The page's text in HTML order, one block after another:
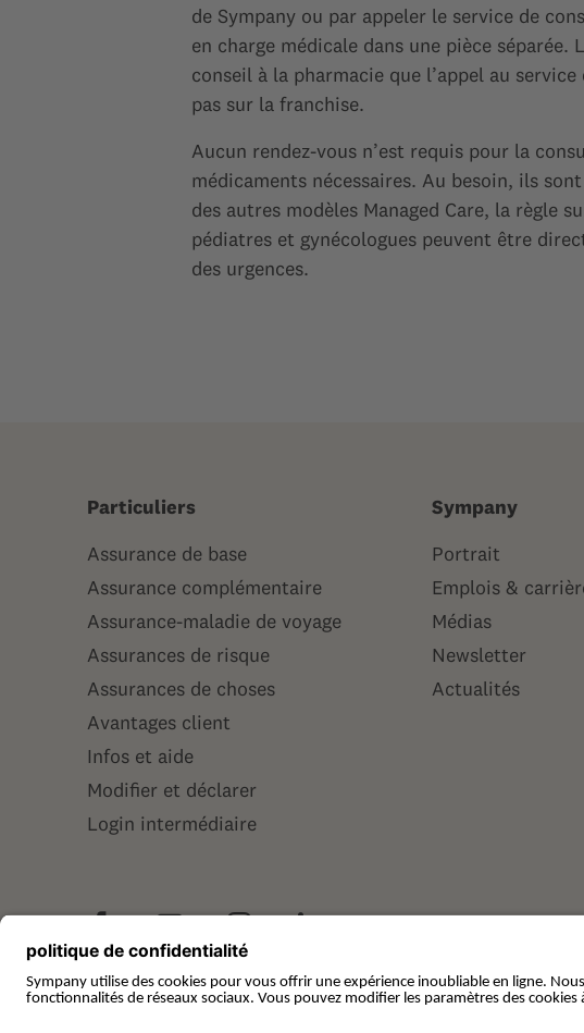
de Sympany ou par appeler le service de
en charge médicale dans une pièce
conseil à la pharmacie que l’appel au
pas sur la franchise.
Aucun rendez-vous n’est requis pour la
médicaments nécessaires. Au besoin, ils
des autres modèles Managed Care, la règle
pédiatres et gynécologues peuvent être
des urgences.
Particuliers
Assurance de base
Assurance complémentaire
Assurance-maladie de voyage
Assurances de risque
Assurances de choses
Avantages client
Infos et aide
Modifier et déclarer
Login intermédiaire
Sympany
Portrait
Emplois &
Médias
Newsletter
Actualités